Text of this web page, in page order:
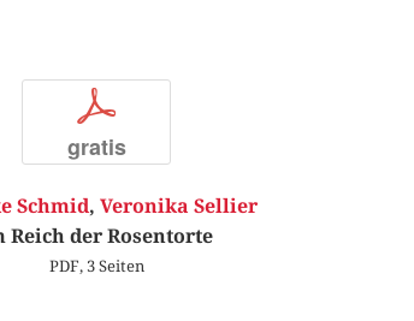
p
gratis
Schmid, Veronika Sellier
Reich der Rosentorte
PDF, 3 Seiten